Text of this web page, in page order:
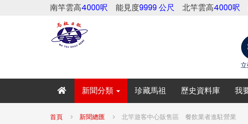
南竿雲高4000呎 能見度9999 公尺 北竿雲高4000呎
新聞分類 珍藏馬祖 歷史資料庫 我
首頁 新聞總匯 北竿遊客中心販售區 餐飲業者進駐營業